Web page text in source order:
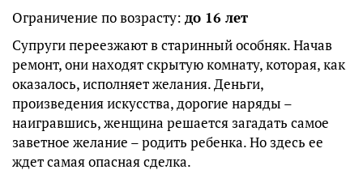
Ограничение по возрасту: до 16 лет
Супруги переезжают в старинный особняк. Начав
ремонт, они находят скрытую комнату, которая, как
оказалось, исполняет желания. Деньги,
произведения искусства, дорогие наряды –
наигравшись, женщина решается загадать самое
заветное желание – родить ребенка. Но здесь ее
ждет самая опасная сделка.